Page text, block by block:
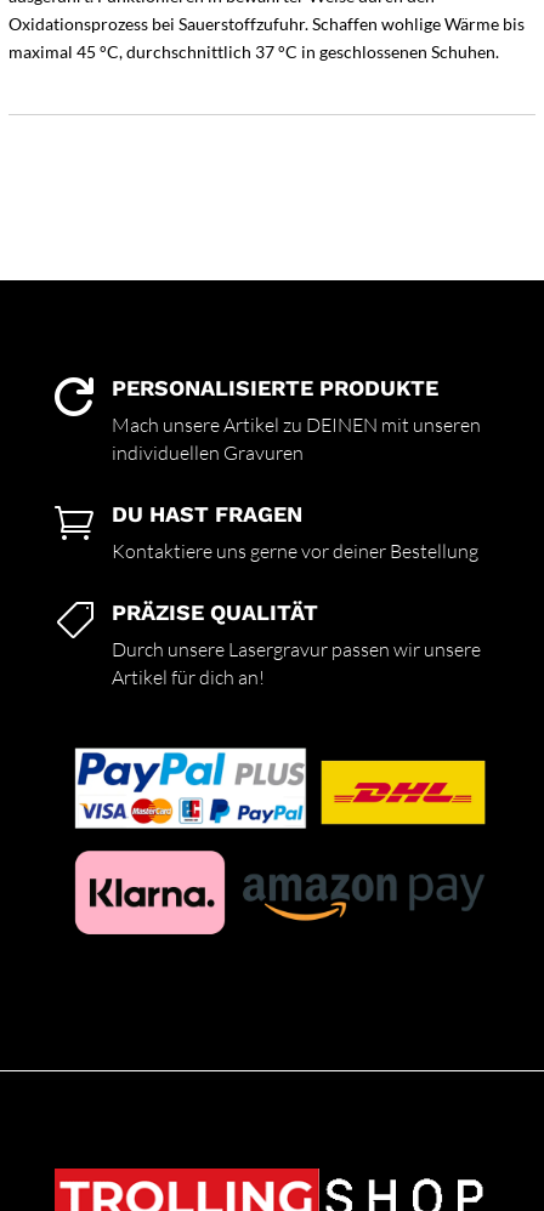
Oxidationsprozess bei Sauerstoffzufuhr. Schaffen wohlige Wärme bis
maximal 45 °C, durchschnittlich 37 °C in geschlossenen Schuhen.
 PERSONALISIERTE PRODUKTE
Mach unsere Artikel zu DEINEN mit unseren
individuellen Gravuren
 DU HAST FRAGEN
Kontaktiere uns gerne vor deiner Bestellung
 PRÄZISE QUALITÄT
Durch unsere Lasergravur passen wir unsere
Artikel für dich an!